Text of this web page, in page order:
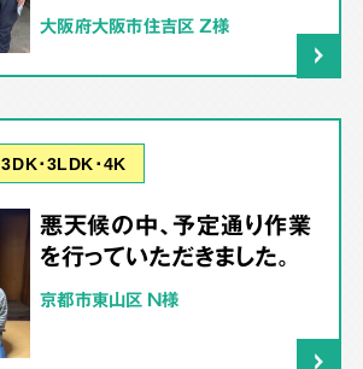
大阪府大阪市住吉区 Z様
3DK･3LDK･4K
悪天候の中、予定通り作業
を行っていただきました。
京都市東山区 N様